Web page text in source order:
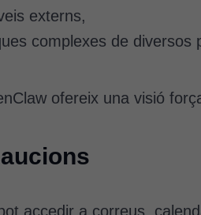
externs,
complexes de diversos
ofereix una visió
accedir a correus,